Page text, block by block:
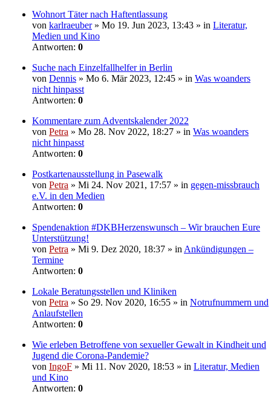
Wohnort Täter nach Haftentlassung
von karlraeuber» Mo 19. Jun 2023, 13:43 » in Literatur,
Medien und Kino
Antworten: 0
Suche nach Einzelfallhelfer in Berlin
von Dennis » Mo 6. Mär 2023, 12:45 » in Was woanders
nicht hinpasst
Antworten: 0
Kommentare zum Adventskalender 2022
von Petra » Mo 28. Nov 2022, 18:27 » in Was woanders
nicht hinpasst
Antworten: 0
Postkartenausstellung in Pasewalk
von Petra » Mi 24. Nov 2021, 17:57 » in gegen-missbrauch
e.V. in den Medien
Antworten: 0
Spendenaktion #DKBHerzenswunsch – Wir brauchen Eure
Unterstützung!
von Petra » Mi 9. Dez 2020, 18:37 » in Ankündigungen –
Termine
Antworten: 0
Lokale Beratungsstellen und Kliniken
von Petra » So 29. Nov 2020, 16:55 » in Notrufnummern und
Anlaufstellen
Antworten: 0
Wie erleben Betroffene von sexueller Gewalt in Kindheit und
Jugend die Corona-Pandemie?
von IngoF » Mi 11. Nov 2020, 18:53 » in Literatur, Medien
und Kino
Antworten: 0